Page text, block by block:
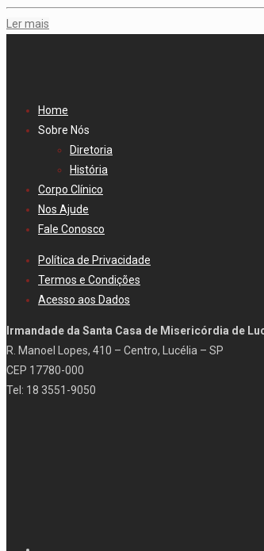
Ler mais
Home
Sobre Nós
Diretoria
História
Corpo Clínico
Nos Ajude
Fale Conosco
Política de Privacidade
Termos e Condições
Acesso aos Dados
Irmandade da Santa Casa de Misericórdia de
R. Manoel Lopes, 410 – Centro, Lucélia – SP
CEP 17780-000
Tel: 18 3551-9050